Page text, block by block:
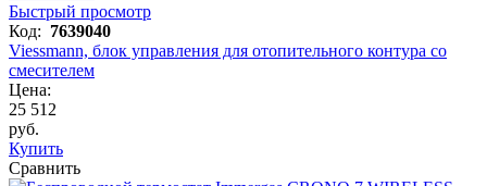
Быстрый просмотр
Код: 7639040
Viessmann, блок управления для отопительного контура со
смесителем
Цена:
25 512
руб.
Купить
Сравнить